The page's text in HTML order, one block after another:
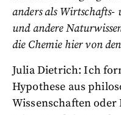
anders als Wirtschafts-
und andere
die Chemie hier von
Julia Dietrich: Ich
Hypothese aus
Wissenschaften